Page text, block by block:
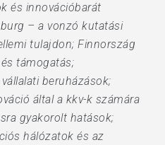
és innovációbarát
– a vonzó kutatási
tulajdon; Finnország
támogatás;
beruházások;
által a kkv-k számára
gyakorolt hatások;
hálózatok és az